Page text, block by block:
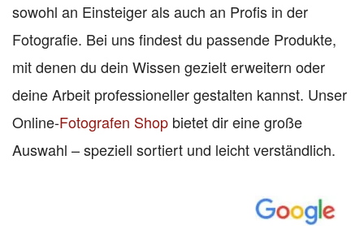
sowohl an Einsteiger als auch an Profis in der
Fotografie. Bei uns findest du passende Produkte,
mit denen du dein Wissen gezielt erweitern oder
deine Arbeit professioneller gestalten kannst. Unser
Online-Fotografen Shop bietet dir eine große
Auswahl – speziell sortiert und leicht verständlich.